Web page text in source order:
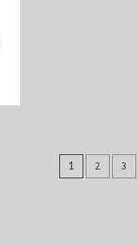
Posts
1 2 3